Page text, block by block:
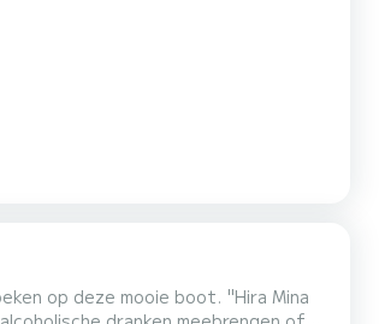
op deze mooie boot. "Hira Mina